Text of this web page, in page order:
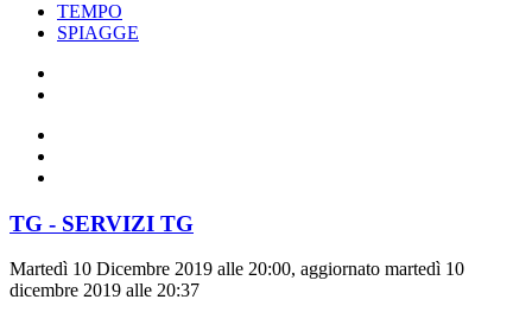
TEMPO
SPIAGGE
TG - SERVIZI TG
Martedì 10 Dicembre 2019 alle 20:00, aggiornato martedì 10
dicembre 2019 alle 20:37